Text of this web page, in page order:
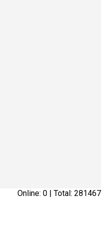
Online: 0 | Total: 281467